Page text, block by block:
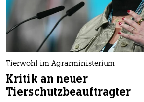
Tierwohl im Agrarministerium
Kritik an neuer
Tierschutzbeauftragter